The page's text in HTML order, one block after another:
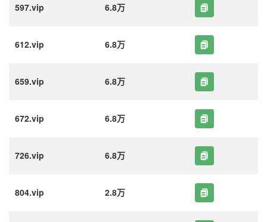
597.vip 6.8万
612.vip 6.8万
659.vip 6.8万
672.vip 6.8万
726.vip 6.8万
804.vip 2.8万